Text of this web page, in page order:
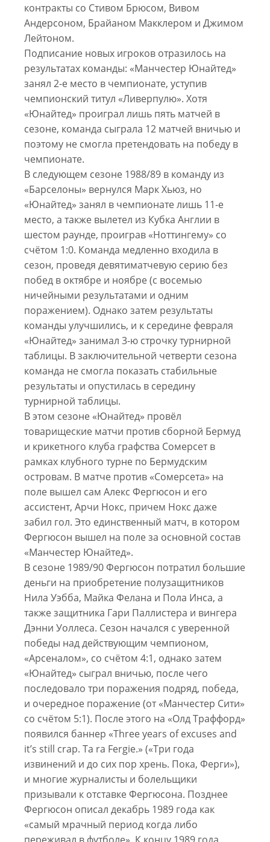
контракты со Стивом Брюсом, Вивом
Андерсоном, Брайаном Макклером и Джимом
Лейтоном.
Подписание новых игроков отразилось на
результатах команды: «Манчестер Юнайтед»
занял 2-е место в чемпионате, уступив
чемпионский титул «Ливерпулю». Хотя
«Юнайтед» проиграл лишь пять матчей в
сезоне, команда сыграла 12 матчей вничью и
поэтому не смогла претендовать на победу в
чемпионате.
В следующем сезоне 1988/89 в команду из
«Барселоны» вернулся Марк Хьюз, но
«Юнайтед» занял в чемпионате лишь 11-е
место, а также вылетел из Кубка Англии в
шестом раунде, проиграв «Ноттингему» со
счётом 1:0. Команда медленно входила в
сезон, проведя девятиматчевую серию без
побед в октябре и ноябре (с восемью
ничейными результатами и одним
поражением). Однако затем результаты
команды улучшились, и к середине февраля
«Юнайтед» занимал 3-ю строчку турнирной
таблицы. В заключительной четверти сезона
команда не смогла показать стабильные
результаты и опустилась в середину
турнирной таблицы.
В этом сезоне «Юнайтед» провёл
товарищеские матчи против сборной Бермуд
и крикетного клуба графства Сомерсет в
рамках клубного турне по Бермудским
островам. В матче против «Сомерсета» на
поле вышел сам Алекс Фергюсон и его
ассистент, Арчи Нокс, причем Нокс даже
забил гол. Это единственный матч, в котором
Фергюсон вышел на поле за основной состав
«Манчестер Юнайтед».
В сезоне 1989/90 Фергюсон потратил большие
деньги на приобретение полузащитников
Нила Уэбба, Майка Фелана и Пола Инса, а
также защитника Гари Паллистера и вингера
Дэнни Уоллеса. Сезон начался с уверенной
победы над действующим чемпионом,
«Арсеналом», со счётом 4:1, однако затем
«Юнайтед» сыграл вничью, после чего
последовало три поражения подряд, победа,
и очередное поражение (от «Манчестер Сити»
со счётом 5:1). После этого на «Олд Траффорд»
появился баннер «Three years of excuses and
it’s still crap. Ta ra Fergie.» («Три года
извинений и до сих пор хрень. Пока, Ферги»),
и многие журналисты и болельщики
призывали к отставке Фергюсона. Позднее
Фергюсон описал декабрь 1989 года как
«самый мрачный период когда либо
переживал в футболе». К концу 1989 года